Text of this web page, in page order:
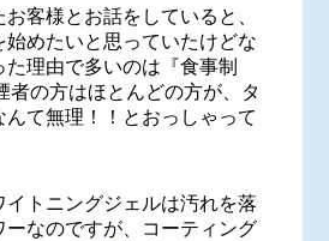
客様とお話をしていると、
始めたいと思っていたけどな
理由で多いのは『食事制
者の方はほとんどの方が、タ
て無理！！とおっしゃって
イトニングジェルは汚れを落
ーなのですが、コーティング